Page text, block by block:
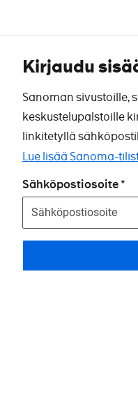
Kirjaudu
Sanoman sivustoille,
keskustelupalstoille
linkitetyllä
Lue lisää Sanoma-
Sähköpostiosoite